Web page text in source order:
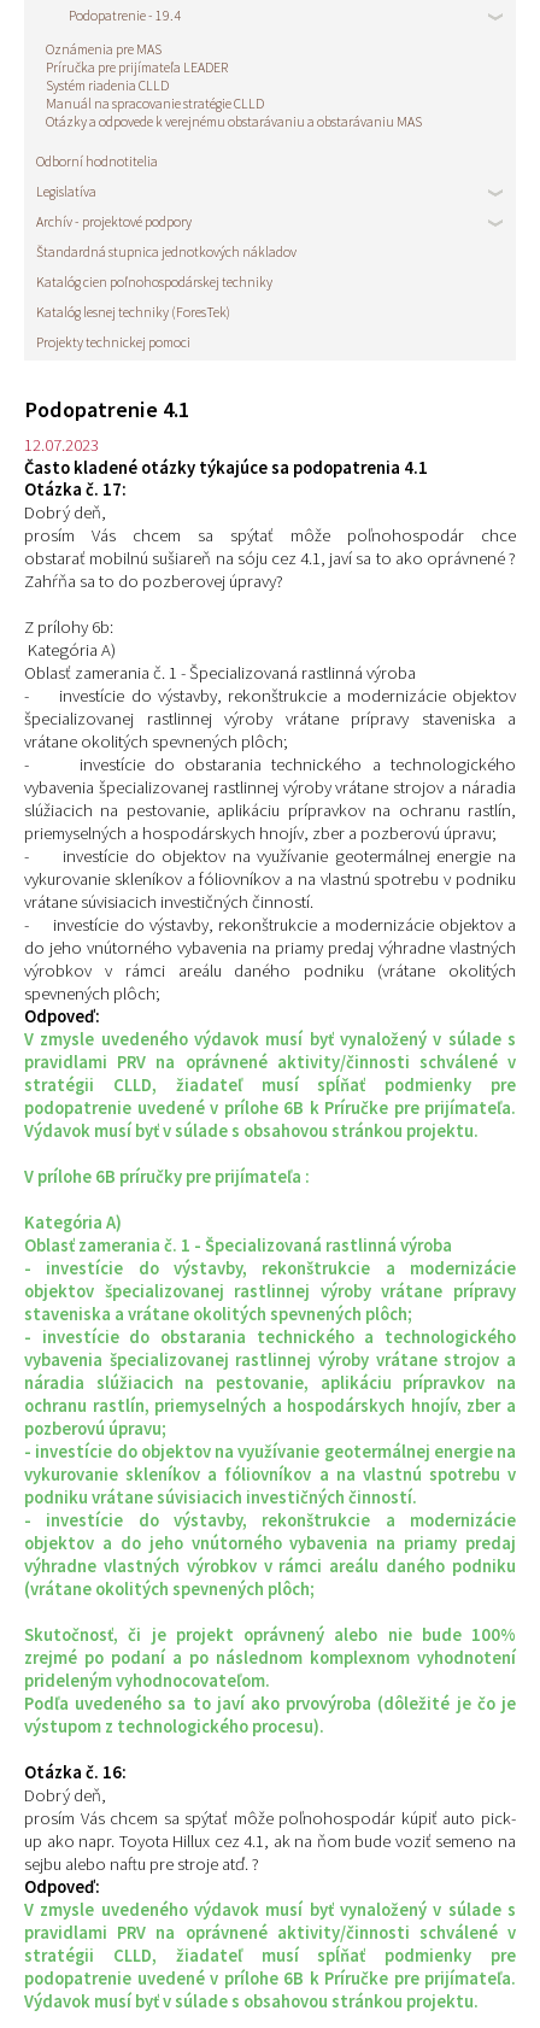
Podopatrenie - 19.4
Oznámenia pre MAS
Príručka pre prijímateľa LEADER
Systém riadenia CLLD
Manuál na spracovanie stratégie CLLD
Otázky a odpovede k verejnému obstarávaniu a obstarávaniu MAS
Odborní hodnotitelia
Legislatíva
Archív - projektové podpory
Štandardná stupnica jednotkových nákladov
Katalóg cien poľnohospodárskej techniky
Katalóg lesnej techniky (ForesTek)
Projekty technickej pomoci
Podopatrenie 4.1
12.07.2023
Často kladené otázky týkajúce sa podopatrenia 4.1
Otázka č. 17:
Dobrý deň,
prosím Vás chcem sa spýtať môže poľnohospodár chce
obstarať mobilnú sušiareň na sóju cez 4.1, javí sa to ako oprávnené ?
Zahŕňa sa to do pozberovej úpravy?
Z prílohy 6b:
Kategória A)
Oblasť zamerania č. 1 - Špecializovaná rastlinná výroba
- investície do výstavby, rekonštrukcie a modernizácie objektov
špecializovanej rastlinnej výroby vrátane prípravy staveniska a
vrátane okolitých spevnených plôch;
- investície do obstarania technického a technologického
vybavenia špecializovanej rastlinnej výroby vrátane strojov a náradia
slúžiacich na pestovanie, aplikáciu prípravkov na ochranu rastlín,
priemyselných a hospodárskych hnojív, zber a pozberovú úpravu;
- investície do objektov na využívanie geotermálnej energie na
vykurovanie skleníkov a fóliovníkov a na vlastnú spotrebu v podniku
vrátane súvisiacich investičných činností.
- investície do výstavby, rekonštrukcie a modernizácie objektov a
do jeho vnútorného vybavenia na priamy predaj výhradne vlastných
výrobkov v rámci areálu daného podniku (vrátane okolitých
spevnených plôch;
Odpoveď:
V zmysle uvedeného výdavok musí byť vynaložený v súlade s
pravidlami PRV na oprávnené aktivity/činnosti schválené v
stratégii CLLD, žiadateľ musí spĺňať podmienky pre
podopatrenie uvedené v prílohe 6B k Príručke pre prijímateľa.
Výdavok musí byť v súlade s obsahovou stránkou projektu.
V prílohe 6B príručky pre prijímateľa :
Kategória A)
Oblasť zamerania č. 1 - Špecializovaná rastlinná výroba
- investície do výstavby, rekonštrukcie a modernizácie
objektov špecializovanej rastlinnej výroby vrátane prípravy
staveniska a vrátane okolitých spevnených plôch;
- investície do obstarania technického a technologického
vybavenia špecializovanej rastlinnej výroby vrátane strojov a
náradia slúžiacich na pestovanie, aplikáciu prípravkov na
ochranu rastlín, priemyselných a hospodárskych hnojív, zber a
pozberovú úpravu;
- investície do objektov na využívanie geotermálnej energie na
vykurovanie skleníkov a fóliovníkov a na vlastnú spotrebu v
podniku vrátane súvisiacich investičných činností.
- investície do výstavby, rekonštrukcie a modernizácie
objektov a do jeho vnútorného vybavenia na priamy predaj
výhradne vlastných výrobkov v rámci areálu daného podniku
(vrátane okolitých spevnených plôch;
Skutočnosť, či je projekt oprávnený alebo nie bude 100%
zrejmé po podaní a po následnom komplexnom vyhodnotení
prideleným vyhodnocovateľom.
Podľa uvedeného sa to javí ako prvovýroba (dôležité je čo je
výstupom z technologického procesu).
Otázka č. 16:
Dobrý deň,
prosím Vás chcem sa spýtať môže poľnohospodár kúpiť auto pick-
up ako napr. Toyota Hillux cez 4.1, ak na ňom bude voziť semeno na
sejbu alebo naftu pre stroje atď. ?
Odpoveď:
V zmysle uvedeného výdavok musí byť vynaložený v súlade s
pravidlami PRV na oprávnené aktivity/činnosti schválené v
stratégii CLLD, žiadateľ musí spĺňať podmienky pre
podopatrenie uvedené v prílohe 6B k Príručke pre prijímateľa.
Výdavok musí byť v súlade s obsahovou stránkou projektu.